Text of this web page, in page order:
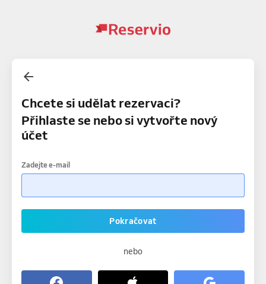
Chcete si udělat rezervaci?
Přihlaste se nebo si vytvořte nový
účet
Zadejte e-mail
Pokračovat
nebo